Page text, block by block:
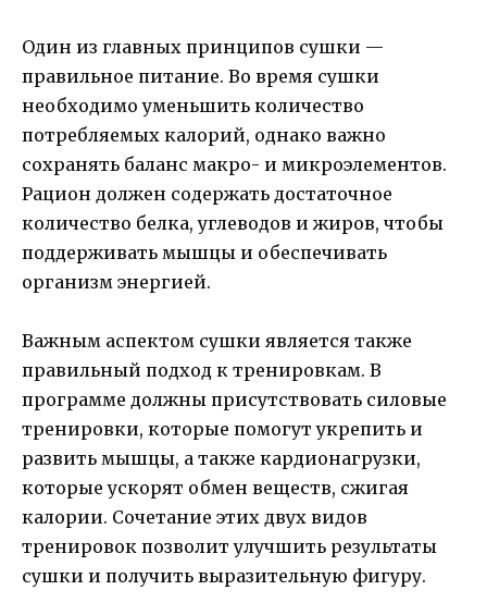
Один из главных принципов сушки —
правильное питание. Во время сушки
необходимо уменьшить количество
потребляемых калорий, однако важно
сохранять баланс макро- и микроэлементов.
Рацион должен содержать достаточное
количество белка, углеводов и жиров, чтобы
поддерживать мышцы и обеспечивать
организм энергией.
Важным аспектом сушки является также
правильный подход к тренировкам. В
программе должны присутствовать силовые
тренировки, которые помогут укрепить и
развить мышцы, а также кардионагрузки,
которые ускорят обмен веществ, сжигая
калории. Сочетание этих двух видов
тренировок позволит улучшить результаты
сушки и получить выразительную фигуру.